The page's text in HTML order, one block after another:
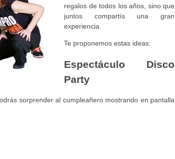
regalos de todos los años, sino que
juntos compartís una gran
experiencia.
Te proponemos estas ideas:
Espectáculo Disco
Party
sorprender al cumpleañero mostrando en pantalla